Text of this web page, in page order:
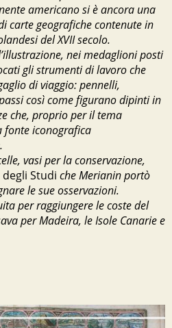
americano si è ancora una
carte geografiche contenute in
del XVII secolo.
nei medaglioni posti
gli strumenti di lavoro che
di viaggio: pennelli,
così come figurano dipinti in
che, proprio per il tema
fonte iconografica
vasi per la conservazione,
Studi che Merianin portò
le sue osservazioni.
per raggiungere le coste del
per Madeira, le Isole Canarie e